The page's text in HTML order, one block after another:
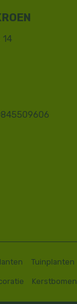
Tuinplanten
Kerstbomen